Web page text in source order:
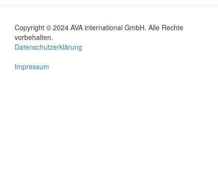
Copyright © 2024 AVA international GmbH. Alle Rechte
vorbehalten.
Footer
menu
Datenschutzerklärung
Impressum